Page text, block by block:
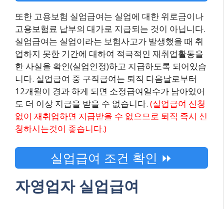
또한 고용보험 실업급여는 실업에 대한 위로금이나
고용보험료 납부의 대가로 지급되는 것이 아닙니다.
실업급여는 실업이라는 보험사고가 발생했을 때 취
업하지 못한 기간에 대하여 적극적인 재취업활동을
한 사실을 확인(실업인정)하고 지급하도록 되어있습
니다. 실업급여 중 구직급여는 퇴직 다음날로부터
12개월이 경과 하게 되면 소정급여일수가 남아있어
도 더 이상 지급을 받을 수 없습니다. (실업급여 신청
없이 재취업하면 지급받을 수 없으므로 퇴직 즉시 신
청하시는것이 좋습니다.)
실업급여 조건 확인 ⏩
자영업자 실업급여